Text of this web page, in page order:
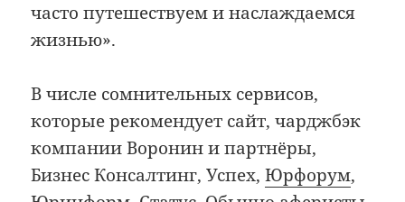
часто путешествуем и наслаждаемся
жизнью».
В числе сомнительных сервисов,
которые рекомендует сайт, чарджбэк
компании Воронин и партнёры,
Бизнес Консалтинг, Успех,Юрфорум,